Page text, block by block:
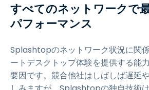
すべてのネットワークで
パフォーマンス
Splashtopのネットワーク状況に関
ートデスクトップ体験を提供する能
要因です。競合他社はしばしば遅延